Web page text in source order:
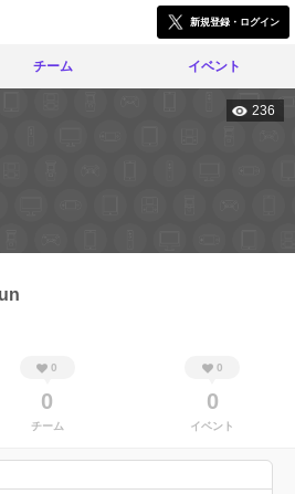
新規登録・ログイン
チーム イベント
236
0
0
チーム
0
0
イベント